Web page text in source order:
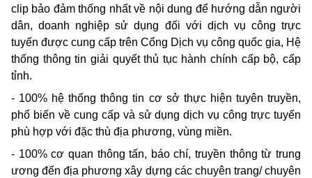
clip bảo đảm thống nhất về nội dung để hướng dẫn người
dân, doanh nghiệp sử dụng đối với dịch vụ công trực
tuyến được cung cấp trên Cổng Dịch vụ công quốc gia, Hệ
thống thông tin giải quyết thủ tục hành chính cấp bộ, cấp
tỉnh.
- 100% hệ thống thông tin cơ sở thực hiện tuyên truyền,
phổ biến về cung cấp và sử dụng dịch vụ công trực tuyến
phù hợp với đặc thù địa phương, vùng miền.
- 100% cơ quan thông tấn, báo chí, truyền thông từ trung
ương đến địa phương xây dựng các chuyên trang/ chuyên